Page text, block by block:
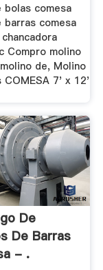
bolas comesa
barras comesa
Compro molino
de, Molino
COMESA 7' x 12'
De
De Barras
- .